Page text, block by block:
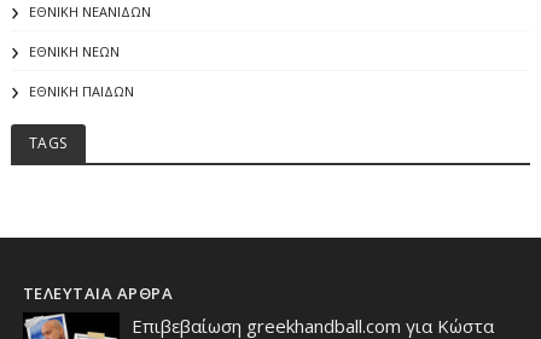
ΕΘΝΙΚΗ ΝΕΑΝΙΔΩΝ
ΕΘΝΙΚΗ ΝΕΩΝ
ΕΘΝΙΚΗ ΠΑΙΔΩΝ
TAGS
ΤΕΛΕΥΤΑΙΑ ΑΡΘΡΑ
Επιβεβαίωση greekhandball.com για Κώστα